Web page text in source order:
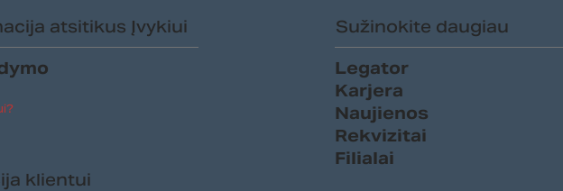
Tadas Volbikas. Kaip
apsidrausti nuo karinių
Draudikai įspėja: jei
mokestiniai pokyčiai
įsigalios, sveikatos
draudimas brangtų
beveik 50 proc.
atsitikus Įvykiui
klientui
Sužinokite daugiau
Legator
Karjera
Naujienos
Rekvizitai
Filialai